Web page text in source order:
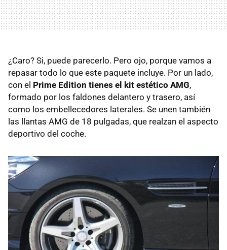
¿Caro? Si, puede parecerlo. Pero ojo, porque vamos a
repasar todo lo que este paquete incluye. Por un lado,
con el Prime Edition tienes el kit estético AMG,
formado por los faldones delantero y trasero, así
como los embellecedores laterales. Se unen también
las llantas AMG de 18 pulgadas, que realzan el aspecto
deportivo del coche.